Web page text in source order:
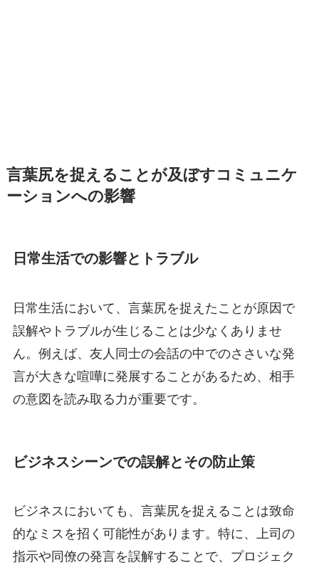
言葉尻を捉えることが及ぼすコミュニケ
ーションへの影響
日常生活での影響とトラブル
日常生活において、言葉尻を捉えたことが原因で
誤解やトラブルが生じることは少なくありませ
ん。例えば、友人同士の会話の中でのささいな発
言が大きな喧嘩に発展することがあるため、相手
の意図を読み取る力が重要です。
ビジネスシーンでの誤解とその防止策
ビジネスにおいても、言葉尻を捉えることは致命
的なミスを招く可能性があります。特に、上司の
指示や同僚の発言を誤解することで、プロジェク